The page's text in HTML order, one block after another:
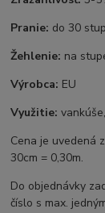
Pranie: do 30
Žehlenie: na
Výrobca: EU
Využitie:
Cena je uvedená
30cm = 0,30m.
Do objednávky
číslo s max.